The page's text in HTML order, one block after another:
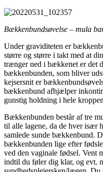
Bækkenbundsøvelse – mula
Under graviditeten er
større og større i takt med at
trænger ned i bækkenet er det
bækkenbunden, som bliver
kejsersnit er
bækkenbund afhjælper
gunstig holdning i hele
Bækkenbunden består af tre
til alle lagene, da de hver især
samlede sunde bækkenbund.
bækkenbunden lige efter
ved den vaginale fødsel. Vent
indtil du føler dig klar, og evt.